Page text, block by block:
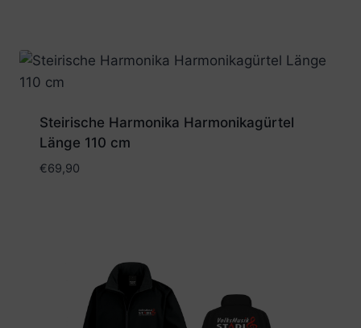
Steirische Harmonika Harmonikagürtel
Länge 110 cm
€69,90